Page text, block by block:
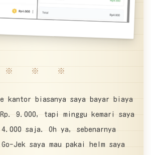
※ ※ ※
kantor biasanya saya bayar biaya
9.000, tapi minggu kemari saya
4.000 saja. Oh ya, sebenarnya
Jek saya mau pakai helm saya